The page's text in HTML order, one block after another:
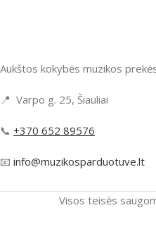
Aukštos kokybės muzikos
📍 Varpo g. 25, Šiauliai
📞 +370 652 89576
📧 info@muzikosparduotuve.lt
Visos teisės